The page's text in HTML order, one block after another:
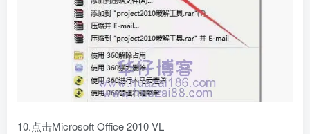
10.点击Microsoft Office 2010 VL